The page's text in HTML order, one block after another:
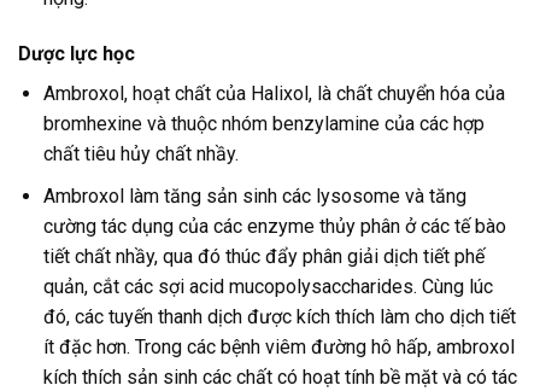
Dược lực học
Ambroxol, hoạt chất của Halixol, là chất chuyển hóa của
bromhexine và thuộc nhóm benzylamine của các hợp
chất tiêu hủy chất nhầy.
Ambroxol làm tăng sản sinh các lysosome và tăng
cường tác dụng của các enzyme thủy phân ở các tế bào
tiết chất nhầy, qua đó thúc đẩy phân giải dịch tiết phế
quản, cắt các sợi acid mucopolysaccharides. Cùng lúc
đó, các tuyến thanh dịch được kích thích làm cho dịch tiết
ít đặc hơn. Trong các bệnh viêm đường hô hấp, ambroxol
kích thích sản sinh các chất có hoạt tính bề mặt và có tác